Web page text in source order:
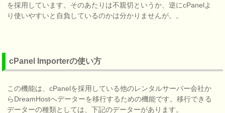
を採用しています。そのあたりは不親切というか、逆にcPanelよ
り使いやすいと自負しているのかは分かりませんが。。
cPanel Importerの使い方
この機能は、cPanelを採用している他のレンタルサーバー会社か
らDreamHostへデーターを移行するための機能です。移行できる
データーの種類としては、下記のデーターがあります。